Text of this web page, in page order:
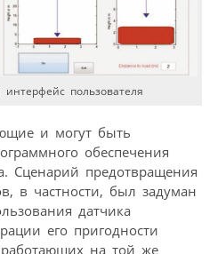
пользователя
и могут быть
обеспечения
Сценарий предотвращения
в частности, был задуман
датчика
его пригодности
на той же